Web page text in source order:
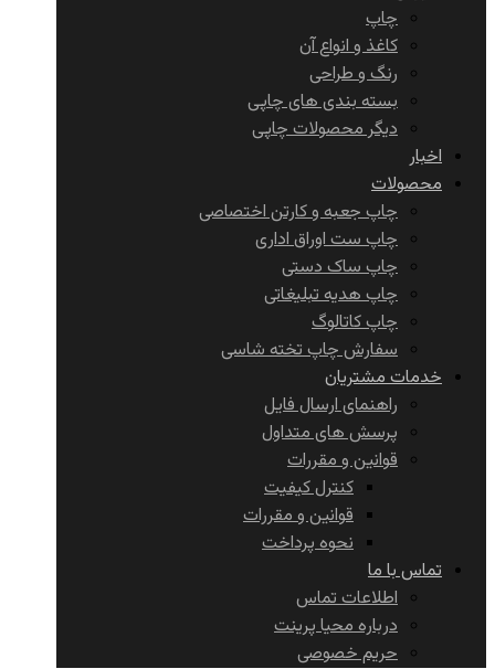
چاپ
کاغذ و انواع آن
رنگ و طراحی
بسته بندی های چاپی
دیگر محصولات چاپی
اخبار
محصولات
چاپ جعبه و کارتن اختصاصی
چاپ ست اوراق اداری
چاپ ساک دستی
چاپ هدیه تبلیغاتی
چاپ کاتالوگ
سفارش چاپ تخته شاسی
خدمات مشتریان
راهنمای ارسال فایل
پرسش های متداول
قوانین و مقررات
کنترل کیفیت
قوانین و مقررات
نحوه پرداخت
تماس با ما
اطلاعات تماس
درباره محیا پرینت
حریم خصوصی